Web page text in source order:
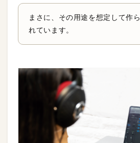
まさに、その用途を想定して作ら
れています。